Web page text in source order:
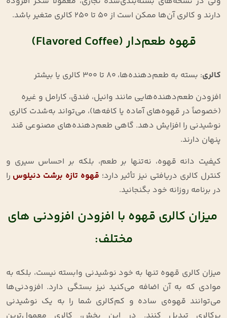
دارند و کالری آن‌ها ممکن است از 50 تا 250 کالری متغیر باشد.
قهوه طعم‌دار (Flavored Coffee)
کالری: بسته به طعم‌دهنده‌ها، 80 تا 300 کالری یا بیشتر
افزودن طعم‌دهنده‌هایی مانند وانیل، فندق، کارامل و غیره
(خصوصاً در قهوه‌های آماده یا کافه‌ها)، می‌تواند به‌شدت کالری
نوشیدنی را افزایش دهد. گاهی طعم‌دهنده‌های مصنوعی قند
پنهان دارند.
کیفیت دانه قهوه، نه‌تنها بر طعم، بلکه بر احساس سیری و
کنترل کالری دریافتی نیز تأثیر دارد؛ قهوه تازه‌ برشت دنیلوس را
در برنامه روزانه خود بگنجانید.
میزان کالری قهوه با افزودن افزودنی های
مختلف:
میزان کالری قهوه تنها به خود نوشیدنی وابسته نیست، بلکه به
موادی که به آن اضافه می‌کنید نیز بستگی دارد. افزودنی‌ها
می‌توانند قهوه‌ی ساده و کم‌کالری شما را به یک نوشیدنی